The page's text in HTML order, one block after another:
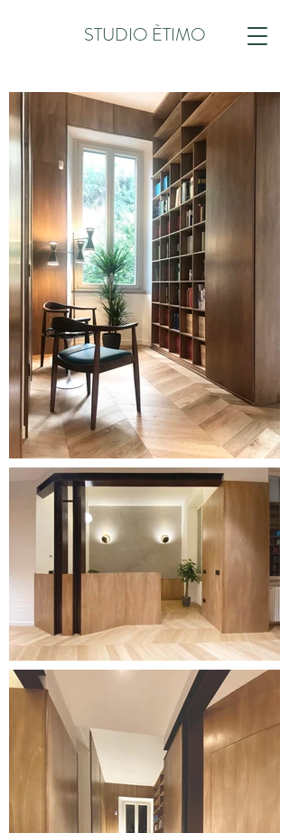
STUDIO ÈTIMO